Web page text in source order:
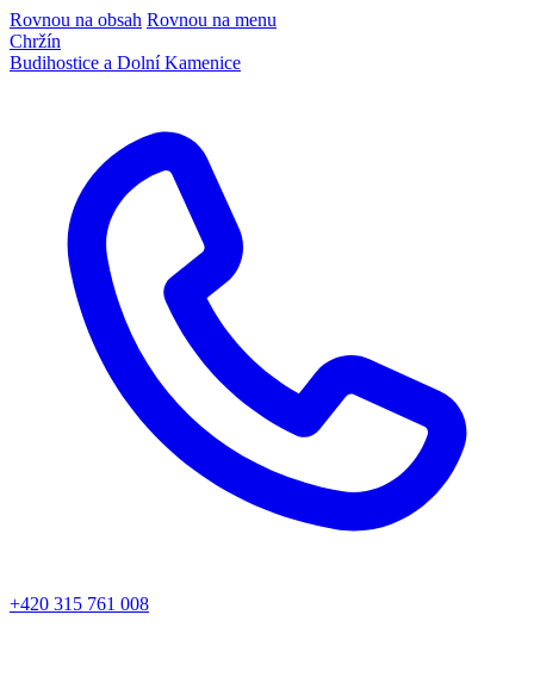
Rovnou na obsah Rovnou na menu
Chržín
Budihostice a Dolní Kamenice
+420 315 761 008